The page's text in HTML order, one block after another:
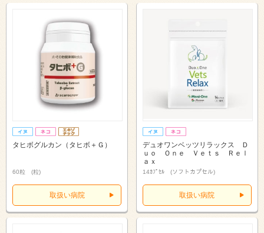
タヒボグルカン（タヒボ＋Ｇ）
60粒 (粒)
取扱い病院
デュオワンベッツリラックス Ｄ
ｕｏ Ｏｎｅ Ｖｅｔｓ Ｒｅｌ
ａｘ
14ｶﾌﾟｾﾙ (ソフトカプセル)
取扱い病院